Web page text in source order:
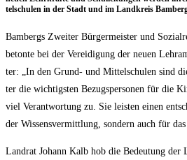
tel­schu­len in der Stadt und im Land­kreis
Bam­bergs Zwei­ter Bür­ger­meis­ter und
beton­te bei der Ver­ei­di­gung der neu­en
ter: „In den Grund- und Mit­tel­schu­len sind
ter die wich­tigs­ten Bezugs­per­so­nen für die
viel Ver­ant­wor­tung zu. Sie leis­ten einen
der Wis­sens­ver­mitt­lung, son­dern auch für
Land­rat Johann Kalb hob die Bedeu­tung